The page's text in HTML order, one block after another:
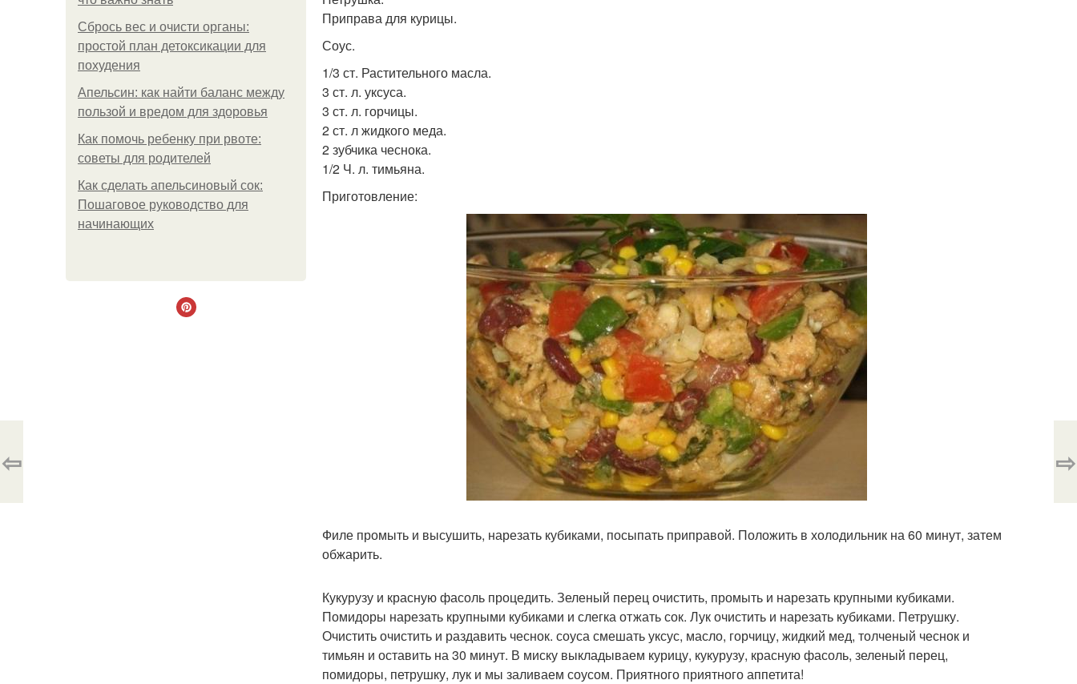
Сбрось вес и очисти органы:
простой план детоксикации для
похудения
Апельсин: как найти баланс между
пользой и вредом для здоровья
Как помочь ребенку при рвоте:
советы для родителей
Как сделать апельсиновый сок:
Пошаговое руководство для
начинающих
Приправа для курицы.
Соус.
1/3 ст. Растительного масла.
3 ст. л. уксуса.
3 ст. л. горчицы.
2 ст. л жидкого меда.
2 зубчика чеснока.
1/2 Ч. л. тимьяна.
Приготовление:
Филе промыть и высушить, нарезать кубиками, посыпать приправой. Положить в холодильник на 60 минут, затем
обжарить.
Кукурузу и красную фасоль процедить. Зеленый перец очистить, промыть и нарезать крупными кубиками.
Помидоры нарезать крупными кубиками и слегка отжать сок. Лук очистить и нарезать кубиками. Петрушку.
Очистить очистить и раздавить чеснок. соуса смешать уксус, масло, горчицу, жидкий мед, толченый чеснок и
тимьян и оставить на 30 минут. В миску выкладываем курицу, кукурузу, красную фасоль, зеленый перец,
помидоры, петрушку, лук и мы заливаем соусом. Приятного приятного аппетита!
⇦ ⇨